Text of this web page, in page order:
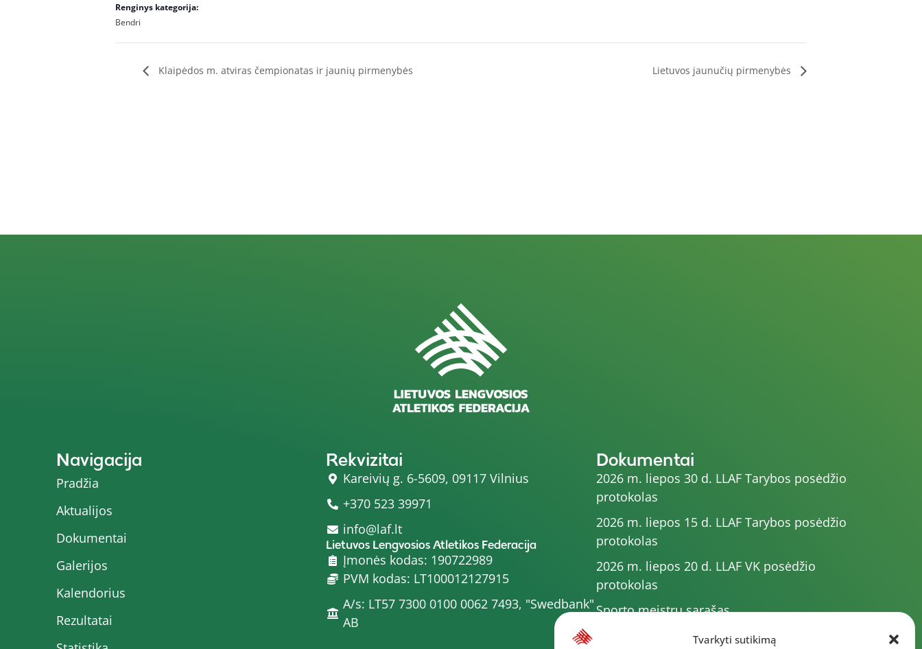
Tvarkyti sutikimą
Renginys kategorija:
Bendri
Klaipėdos m. atviras čempionatas ir jaunių pirmenybės Lietuvos jaunučių pirmenybės
Navigacija
Pradžia
Aktualijos
Dokumentai
Galerijos
Kalendorius
Rezultatai
Rekvizitai
Kareivių g. 6-5609, 09117 Vilnius
+370 523 39971
info@laf.lt
Lietuvos Lengvosios Atletikos Federacija
Įmonės kodas: 190722989
PVM kodas: LT100012127915
A/s: LT57 7300 0100 0062 7493, "Swedbank"
AB
Dokumentai
2026 m. liepos 30 d. LLAF Tarybos posėdžio
protokolas
2026 m. liepos 15 d. LLAF Tarybos posėdžio
protokolas
2026 m. liepos 20 d. LLAF VK posėdžio
protokolas
Sporto meistrų sąrašas
2026 m. varžybų kalendorius